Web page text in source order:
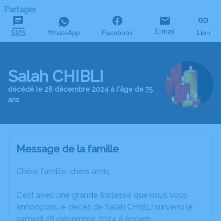
Partager
SMS WhatsApp Facebook E-mail Lien
Salah CHIBLI
décédé le 28 décembre 2024 à l'âge de 75
ans
Message de la famille
Chère famille, chers amis,
C’est avec une grande tristesse que nous vous
annonçons le décès de Salah CHIBLI survenu le
samedi 28 décembre 2024 à Angers.